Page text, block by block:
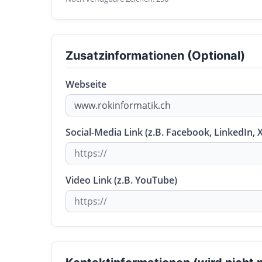
Zusatzinformationen (Optional)
Webseite
Social-Media Link (z.B. Facebook, LinkedIn,
Video Link (z.B. YouTube)